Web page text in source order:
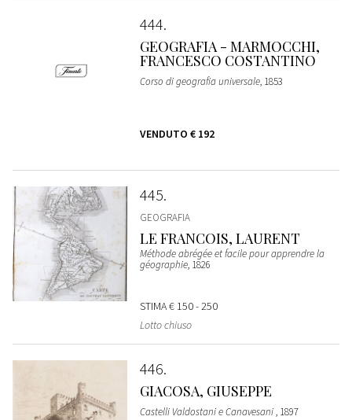
444
GEOGRAFIA - MARMOCCHI,
FRANCESCO COSTANTINO
Corso di geografia universale, 1853
VENDUTO € 192
445
GEOGRAFIA
LE FRANCOIS, LAURENT
Méthode abrégée et facile pour apprendre la
géographie, 1826
STIMA€ 150 - 250
Lotto chiuso
446
GIACOSA, GIUSEPPE
Castelli Valdostani e Canavesani, 1897